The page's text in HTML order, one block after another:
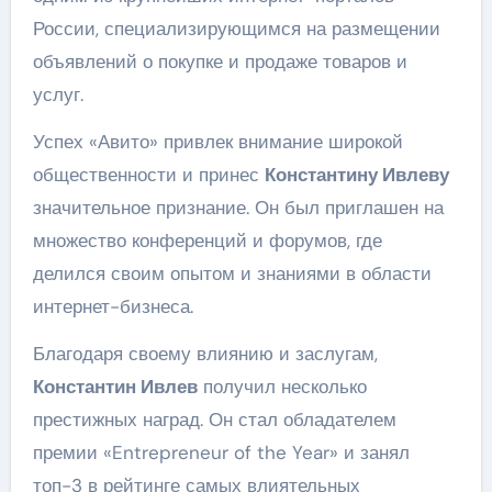
России, специализирующимся на размещении
объявлений о покупке и продаже товаров и
услуг.
Успех «Авито» привлек внимание широкой
общественности и принес Константину Ивлеву
значительное признание. Он был приглашен на
множество конференций и форумов, где
делился своим опытом и знаниями в области
интернет-бизнеса.
Благодаря своему влиянию и заслугам,
Константин Ивлевполучил несколько
престижных наград. Он стал обладателем
премии «Entrepreneur of the Year» и занял
топ-3 в рейтинге самых влиятельных